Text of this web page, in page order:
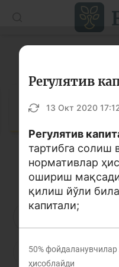
Мақолалар
Ўқув
Луғат
Молиявий
Видео
Лойиҳалар
Фотогалерея
Луғат
Кирилл
Ё Ж З
Регулятив
13 Окт 2020
Регулятив
тартибга солиш
нормативлар
ошириш
қилиш йўли
капитали;
50%
ҳисоблайди